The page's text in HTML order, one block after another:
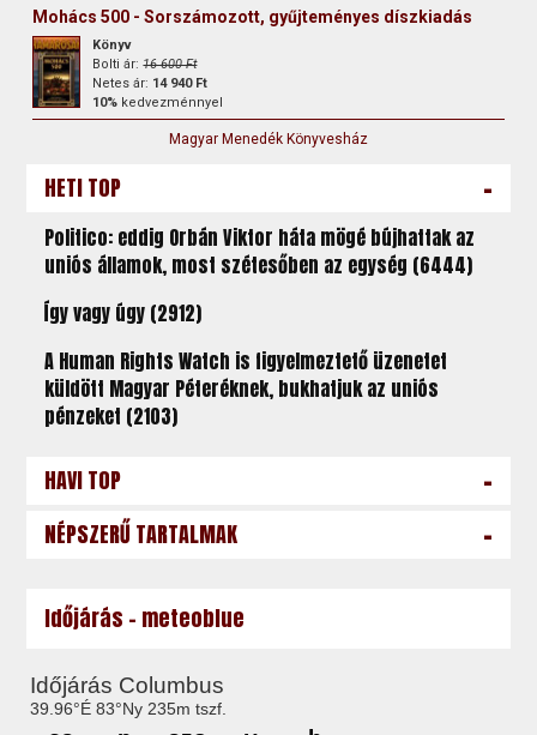
Mohács 500 - Sorszámozott, gyűjteményes díszkiadás
Könyv
Bolti ár:16 600 Ft
Netes ár: 14 940 Ft
10% kedvezménnyel
Magyar Menedék Könyvesház
HETI TOP -
Politico: eddig Orbán Viktor háta mögé bújhattak az
uniós államok, most szétesőben az egység (6444)
Így vagy úgy (2912)
A Human Rights Watch is figyelmeztető üzenetet
küldött Magyar Péteréknek, bukhatjuk az uniós
pénzeket (2103)
HAVI TOP -
NÉPSZERŰ TARTALMAK -
Időjárás - meteoblue